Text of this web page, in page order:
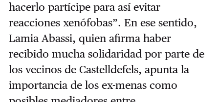
hacerlo partícipe para así evitar
reacciones xenófobas”. En ese sentido,
Lamia Abassi, quien afirma haber
recibido mucha solidaridad por parte de
los vecinos de Castelldefels, apunta la
importancia de los ex-menas como